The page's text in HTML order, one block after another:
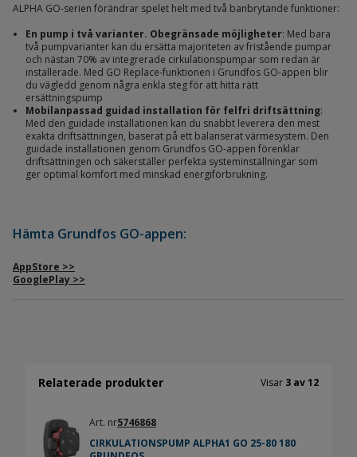
ALPHA GO-serien förändrar spelet helt med två banbrytande funktioner:
En pump i två varianter. Obegränsade möjligheter: Med bara
två pumpvarianter kan du ersätta majoriteten av fristående pumpar
och nästan 70% av integrerade cirkulationspumpar som redan är
installerade. Med GO Replace-funktionen i Grundfos GO-appen blir
du vägledd genom några enkla steg för att hitta rätt
ersättningspump
Mobilanpassad guidad installation för felfri driftsättning:
Med den guidade installationen kan du snabbt leverera den mest
exakta driftsättningen, baserat på ett balanserat värmesystem. Den
guidade installationen genom Grundfos GO-appen förenklar
driftsättningen och säkerställer perfekta systeminställningar som
ger optimal komfort med minskad energiförbrukning.
Hämta Grundfos GO-appen:
AppStore >>
GooglePlay >>
Relaterade produkter Visar 3 av 12
Art. nr5746868
CIRKULATIONSPUMP ALPHA1 GO 25-80 180